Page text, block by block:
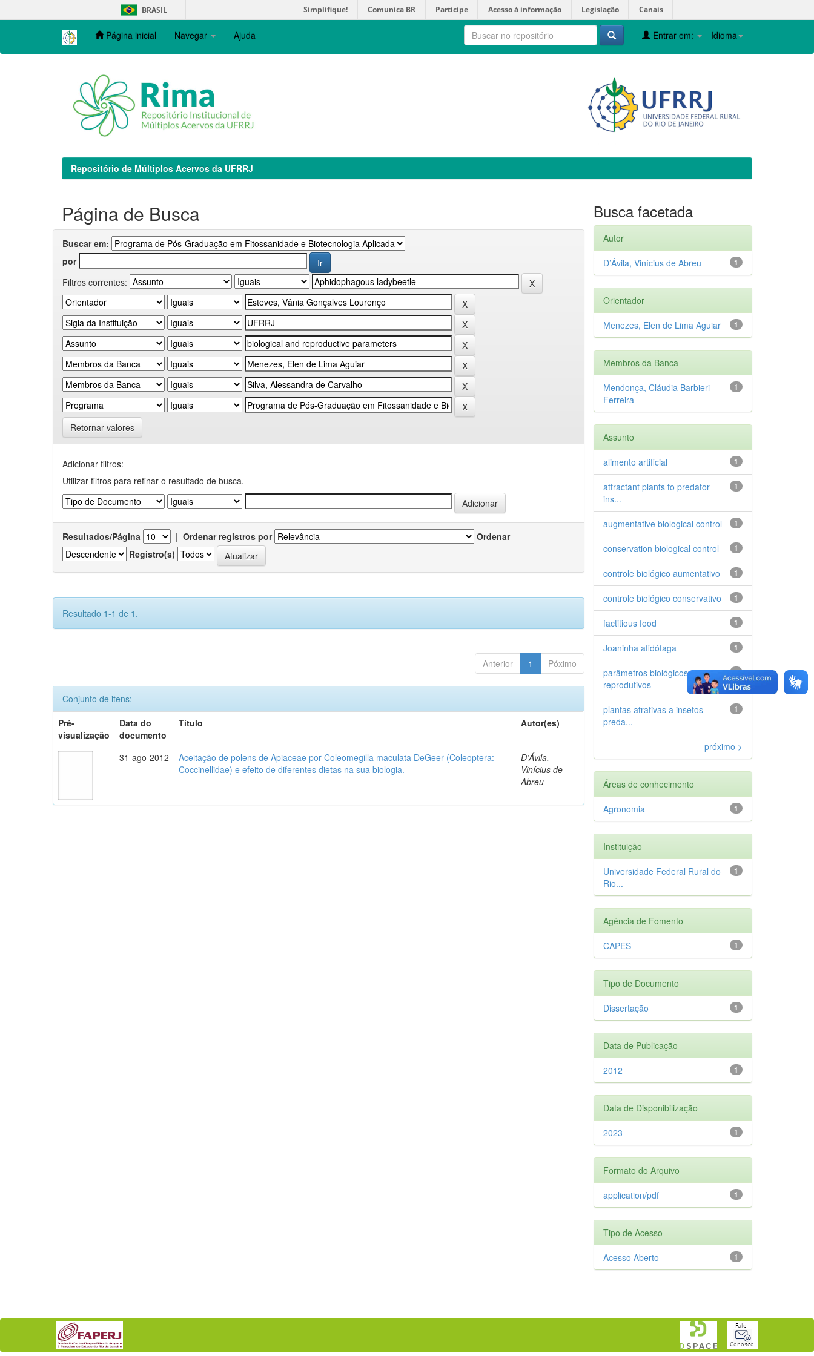
navigation
BRASIL Simplifique! Comunica BR Participe Acesso à informação Legislação Canais
Página inicial Navegar Ajuda Idioma
Entrar em:
Repositório de Múltiplos Acervos da UFRRJ
Página de Busca
Buscar em:
por
Filtros correntes:
Retornar valores
Adicionar filtros:
Utilizar filtros para refinar o resultado de busca.
Resultados/Página | Ordenar registros por
Ordenar
Registro(s)
Resultado 1-1 de 1.
Anterior 1 Póximo
Conjunto de itens:
Pré-
visualização
Data do
documento
Título Autor(es)
31-ago-2012
Aceitação de polens de Apiaceae por Coleomegilla maculata DeGeer (Coleoptera:
Coccinellidae) e efeito de diferentes dietas na sua biologia.
D’Ávila,
Vinícius de
Abreu
Busca facetada
Autor
1
D’Ávila, Vinícius de Abreu
Orientador
1
Menezes, Elen de Lima Aguiar
Membros da Banca
1
Mendonça, Cláudia Barbieri
Ferreira
Assunto
1
alimento artificial
1
attractant plants to predator
ins...
1
augmentative biological control
1
conservation biological control
1
controle biológico aumentativo
1
controle biológico conservativo
1
factitious food
1
Joaninha afidófaga
1
parâmetros biológicos e
reprodutivos
1
plantas atrativas a insetos
preda...
próximo >
Áreas de conhecimento
1
Agronomia
Instituição
1
Universidade Federal Rural do
Rio...
Agência de Fomento
1
CAPES
Tipo de Documento
1
Dissertação
Data de Publicação
1
2012
Data de Disponibilização
1
2023
Formato do Arquivo
1
application/pdf
Tipo de Acesso
1
Acesso Aberto